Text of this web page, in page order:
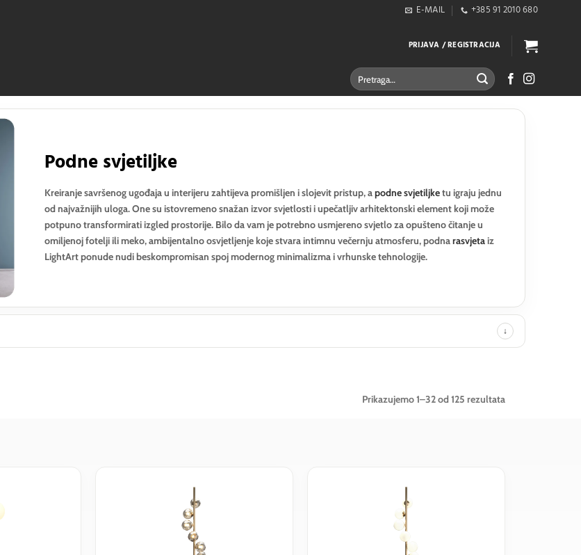
E-MAIL +385 91 2010 680
PRIJAVA / REGISTRACIJA
Pretraži:
Podne svjetiljke
Kreiranje savršenog ugođaja u interijeru zahtijeva promišljen i slojevit pristup, apodne svjetiljketu igraju jednu
od najvažnijih uloga. One su istovremeno snažan izvor svjetlosti i upečatljiv arhitektonski element koji može
potpuno transformirati izgled prostorije. Bilo da vam je potrebno usmjereno svjetlo za opušteno čitanje u
omiljenoj fotelji ili meko, ambijentalno osvjetljenje koje stvara intimnu večernju atmosferu, podnarasvjetaiz
LightArt ponude nudi beskompromisan spoj modernog minimalizma i vrhunske tehnologije.
Prikazujemo 1–32 od 125 rezultataPoredano